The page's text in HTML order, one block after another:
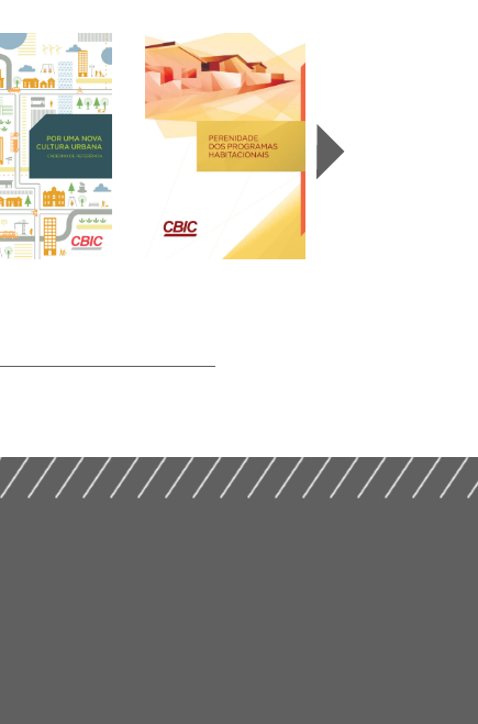
Habitacionais (2016)
mais Justo (2014)